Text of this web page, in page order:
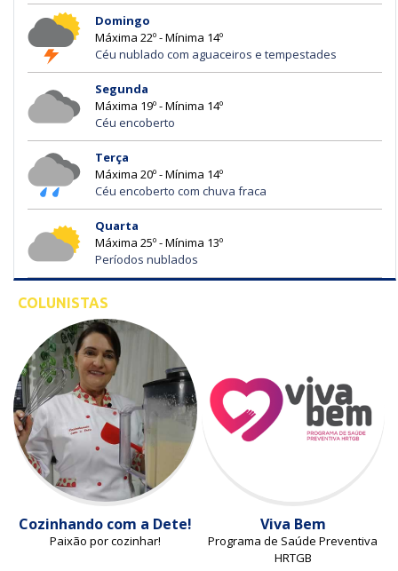
Domingo
Máxima 22º - Mínima 14º
Céu nublado com aguaceiros e tempestades
Segunda
Máxima 19º - Mínima 14º
Céu encoberto
Terça
Máxima 20º - Mínima 14º
Céu encoberto com chuva fraca
Quarta
Máxima 25º - Mínima 13º
Períodos nublados
COLUNISTAS
Cozinhando com a Dete!
Paixão por cozinhar!
Viva Bem
Programa de Saúde Preventiva
HRTGB